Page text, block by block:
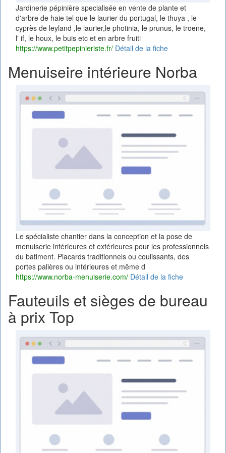
Jardinerie pépinière specialisée en vente de plante et
d'arbre de haie tel que le laurier du portugal, le thuya , le
cyprès de leyland ,le laurier,le photinia, le prunus, le troene,
l' if, le houx, le buis etc et en arbre fruiti
https://www.petitpepinieriste.fr/ Détail de la fiche
Menuiseire intérieure Norba
Le spécialiste chantier dans la conception et la pose de
menuiserie intérieures et extérieures pour les professionnels
du batiment. Placards traditionnels ou coulissants, des
portes palières ou intérieures et même d
https://www.norba-menuiserie.com/ Détail de la fiche
Fauteuils et sièges de bureau
à prix Top